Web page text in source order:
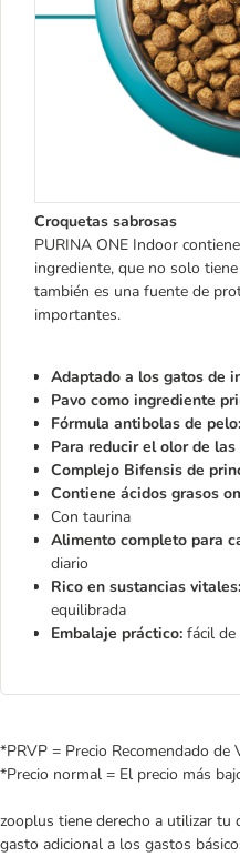
Croquetas sabrosas
PURINA ONE Indoor
ingrediente, que no solo
también es una fuente de
importantes.
Adaptado a los gatos de
Pavo como ingrediente
Fórmula antibolas de pelo:
Para reducir el olor de las
Complejo Bifensis de
Contiene ácidos grasos
Con taurina
Alimento completo para
diario
Rico en sustancias vitales:
equilibrada
Embalaje práctico: fácil de
*PRVP = Precio Recomendado de
*Precio normal = El precio más
zooplus tiene derecho a utilizar tu
gasto adicional a los gastos